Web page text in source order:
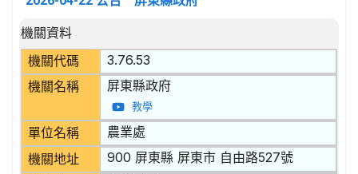
招標公告詳細內容
機關資料
機關代碼
3.76.53
機關名稱 屏東縣政府
教學
單位名稱 農業處
機關地址 900 屏東縣 屏東市 自由路527號